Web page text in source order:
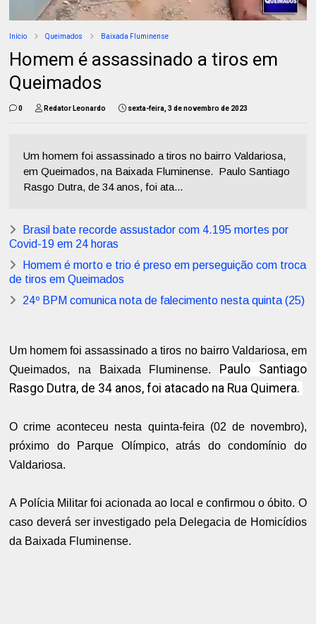
Início Queimados Baixada Fluminense
Homem é assassinado a tiros em
Queimados
0 Redator Leonardo sexta-feira, 3 de novembro de 2023
Um homem foi assassinado a tiros no bairro Valdariosa,
em Queimados, na Baixada Fluminense. Paulo Santiago
Rasgo Dutra, de 34 anos, foi ata...
Brasil bate recorde assustador com 4.195 mortes por
Covid-19 em 24 horas
Homem é morto e trio é preso em perseguição com troca
de tiros em Queimados
24º BPM comunica nota de falecimento nesta quinta (25)
Um homem foi assassinado a tiros no bairro Valdariosa, em
Queimados, na Baixada Fluminense.
Paulo Santiago
Rasgo Dutra, de 34 anos, foi atacado na Rua Quimera.
O crime aconteceu nesta quinta-feira (02 de novembro),
próximo do Parque Olímpico, atrás do condomínio do
Valdariosa.
A Polícia Militar foi acionada ao local e confirmou o óbito. O
caso deverá ser investigado pela Delegacia de Homicídios
da Baixada Fluminense.